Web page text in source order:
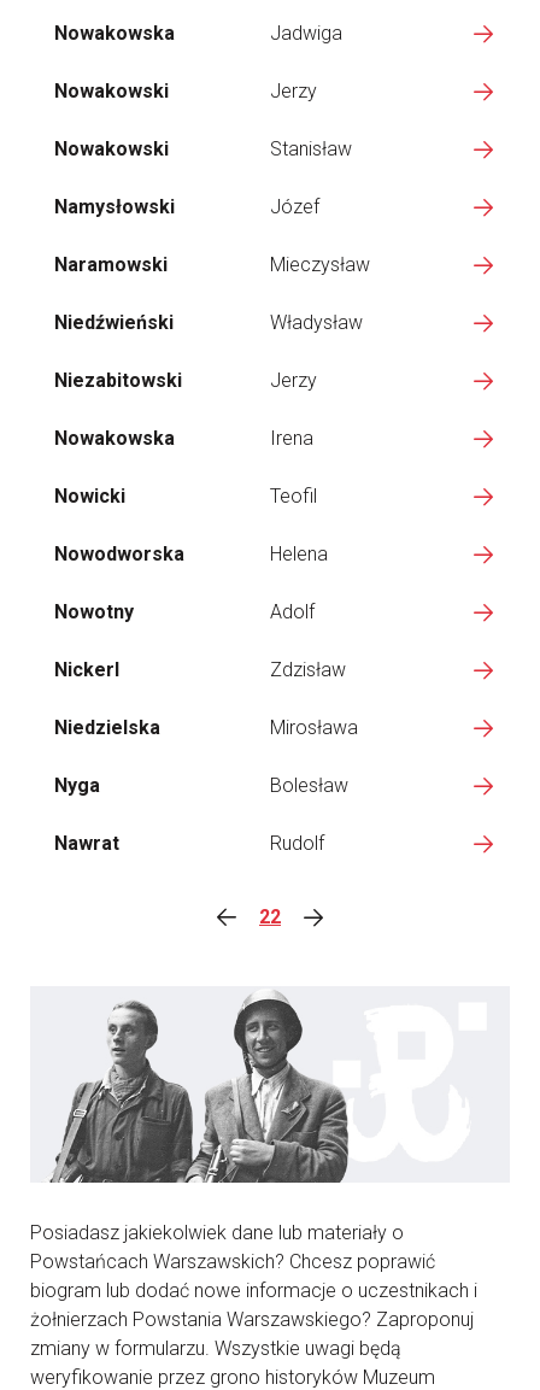
Nowakowska Jadwiga
Nowakowski Jerzy
Nowakowski Stanisław
Namysłowski Józef
Naramowski Mieczysław
Niedźwieński Władysław
Niezabitowski Jerzy
Nowakowska Irena
Nowicki Teofil
Nowodworska Helena
Nowotny Adolf
Nickerl Zdzisław
Niedzielska Mirosława
Nyga Bolesław
Nawrat Rudolf
22
Posiadasz jakiekolwiek dane lub materiały o
Powstańcach Warszawskich? Chcesz poprawić
biogram lub dodać nowe informacje o uczestnikach i
żołnierzach Powstania Warszawskiego? Zaproponuj
zmiany w formularzu. Wszystkie uwagi będą
weryfikowanie przez grono historyków Muzeum